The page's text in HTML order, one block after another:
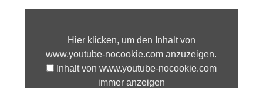
Hier klicken, um den Inhalt von
www.youtube-nocookie.com anzuzeigen.
Inhalt von www.youtube-nocookie.com
immer anzeigen